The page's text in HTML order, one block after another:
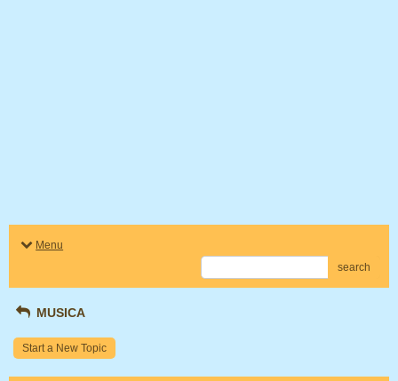
Menu
search
MUSICA
Start a New Topic